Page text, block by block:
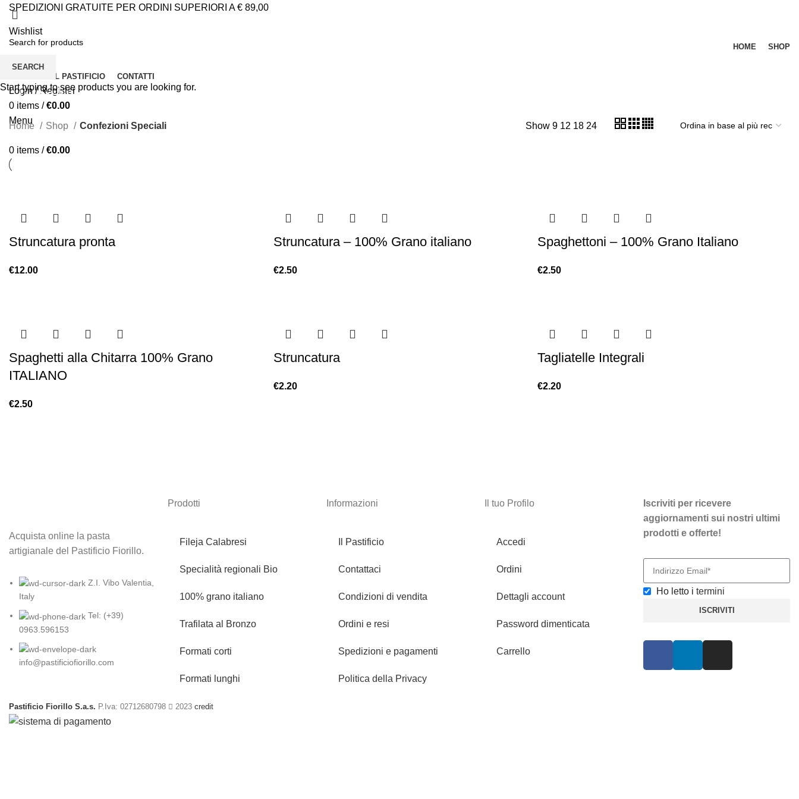
SPEDIZIONI GRATUITE PER ORDINI SUPERIORI A € 89,00
Wishlist
HOME SHOP
IL PASTIFICIO CONTATTI
Login / Register
0 items / €0.00
Menu
0 items / €0.00
Confezioni Speciali
Home Shop Confezioni Speciali Show 9 12 18 24
Struncatura pronta
€12.00
Struncatura – 100% Grano italiano
€2.50
Spaghettoni – 100% Grano Italiano
€2.50
Spaghetti alla Chitarra 100% Grano
ITALIANO
€2.50
Struncatura
€2.20
Tagliatelle Integrali
€2.20
Acquista online la pasta
artigianale del Pastificio Fiorillo.
Z.I. Vibo Valentia,
Italy
Tel: (+39)
0963.596153
info@pastificiofiorillo.com
Prodotti
Fileja Calabresi
Specialità regionali Bio
100% grano italiano
Trafilata al Bronzo
Formati corti
Formati lunghi
Informazioni
Il Pastificio
Contattaci
Condizioni di vendita
Ordini e resi
Spedizioni e pagamenti
Politica della Privacy
Il tuo Profilo
Accedi
Ordini
Dettagli account
Password dimenticata
Carrello
Iscriviti per ricevere
aggiornamenti sui nostri ultimi
prodotti e offerte!
Ho letto itermini
ISCRIVITI
Pastificio Fiorillo S.a.s. P.Iva: 02712680798 2023 credit
SEARCH
Start typing to see products you are looking for.